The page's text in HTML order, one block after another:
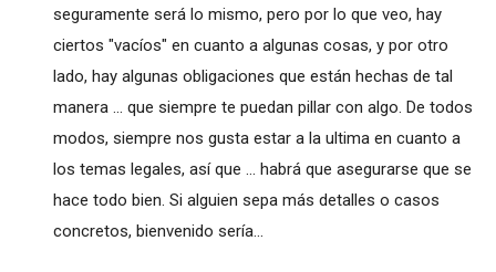
seguramente será lo mismo, pero por lo que veo, hay
ciertos "vacíos" en cuanto a algunas cosas, y por otro
lado, hay algunas obligaciones que están hechas de tal
manera ... que siempre te puedan pillar con algo. De todos
modos, siempre nos gusta estar a la ultima en cuanto a
los temas legales, así que ... habrá que asegurarse que se
hace todo bien. Si alguien sepa más detalles o casos
concretos, bienvenido sería...